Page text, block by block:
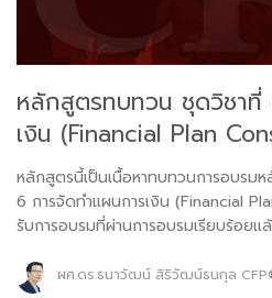
หลักสูตรทบทวน ชุดวิชาที่
เงิน (Financial Plan
หลักสูตรนี้เป็นเนื้อหาทบทวนการอบรม
6 การจัดทำแผนการเงิน (Financial
รับการอบรมที่ผ่านการอบรมเรียบร้อยแ
ผศ.ดร.ธนาวัฒน์ สิริวัฒน์ธนกุล